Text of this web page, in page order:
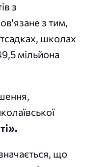
з
з тим,
школах
мільйона
що